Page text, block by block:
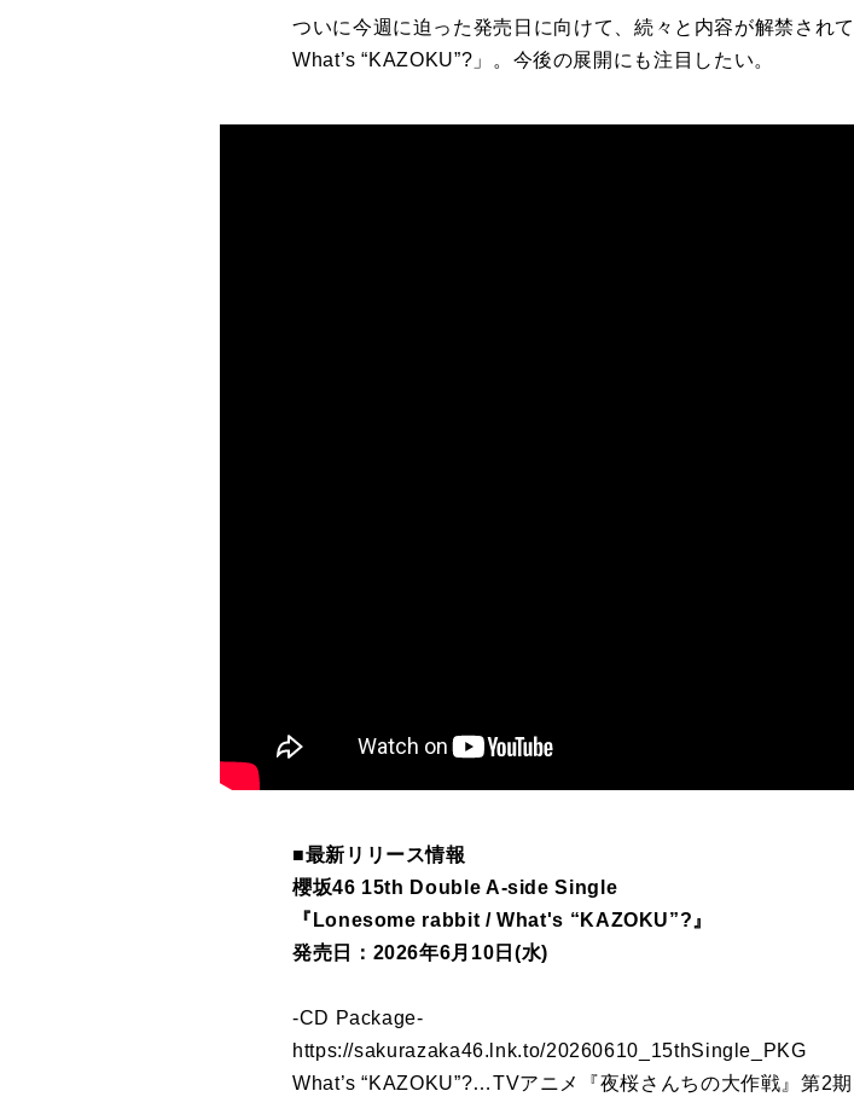
ついに今週に迫った発売日に向けて、続々と内容が解禁され
What’s “KAZOKU”? 」。今後の展開にも注目したい。
■最新リリース情報
櫻坂46 15th Double A-side Single
『Lonesome rabbit / What's “KAZOKU”?』
発売日：2026年6月10日(水)
-CD Package-
https://sakurazaka46.lnk.to/20260610_15thSingle_PKG
What’s “KAZOKU”?…TVアニメ『夜桜さんちの大作戦』第2